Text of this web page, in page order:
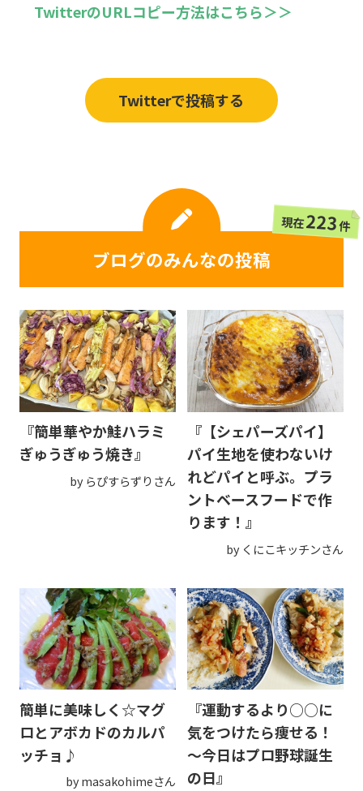
TwitterのURLコピー方法はこちら＞＞
Twitterで投稿する
ブログのみんなの投稿
現在223件
『簡単華やか鮭ハラミ
ぎゅうぎゅう焼き』
by らぴすらずりさん
『【シェパーズパイ】
パイ生地を使わないけ
れどパイと呼ぶ。プラ
ントベースフードで作
ります！』
by くにこキッチンさん
簡単に美味しく☆マグ
ロとアボカドのカルパ
ッチョ♪
by masakohimeさん
『運動するより○○に
気をつけたら痩せる！
～今日はプロ野球誕生
の日』